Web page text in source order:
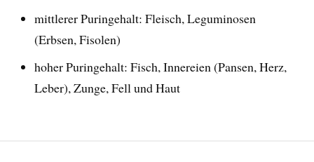
mittlerer Puringehalt: Fleisch, Leguminosen
(Erbsen, Fisolen)
hoher Puringehalt: Fisch, Innereien (Pansen, Herz,
Leber), Zunge, Fell und Haut